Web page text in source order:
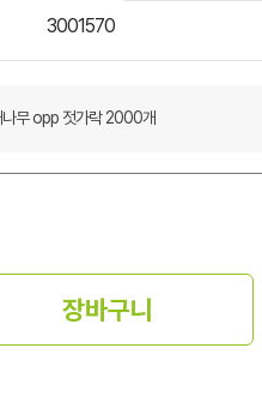
3001570
나무 opp 젓가락 2000개
장바구니